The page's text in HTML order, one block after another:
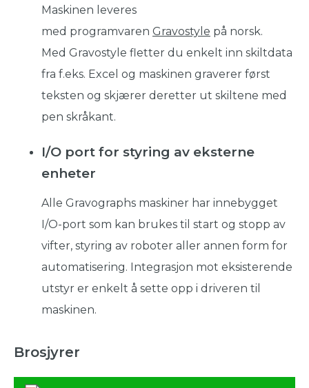
Maskinen leveres
med programvaren Gravostyle på norsk.
Med Gravostyle fletter du enkelt inn skiltdata
fra f.eks. Excel og maskinen graverer først
teksten og skjærer deretter ut skiltene med
pen skråkant.
I/O port for styring av eksterne
enheter
Alle Gravographs maskiner har innebygget
I/O-port som kan brukes til start og stopp av
vifter, styring av roboter aller annen form for
automatisering. Integrasjon mot eksisterende
utstyr er enkelt å sette opp i driveren til
maskinen.
Brosjyrer